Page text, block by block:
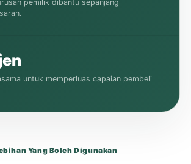
pemilik dibantu sepanjang
untuk memperluas capaian pembeli
Yang Boleh Digunakan